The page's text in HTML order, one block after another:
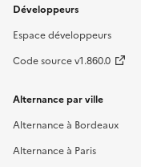
Développeurs
Espace développeurs
Code source v1.860.0
Alternance par ville
Alternance à Bordeaux
Alternance à Paris